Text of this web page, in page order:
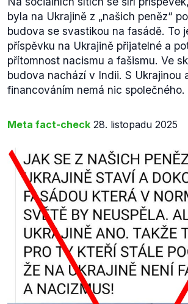
byla na Ukrajině z „našich peněz“
budova se svastikou na fasádě. To
příspěvku na Ukrajině přijatelné a
přítomnost nacismu a fašismu. Ve
budova nachází v Indii. S Ukrajinou
financováním nemá nic společného.
Meta fact-check 28. listopadu 2025